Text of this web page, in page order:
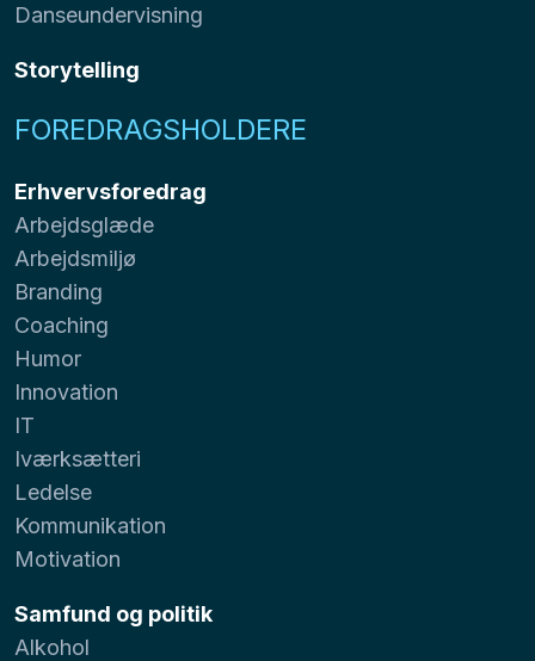
Danseundervisning
Storytelling
FOREDRAGSHOLDERE
Erhvervsforedrag
Arbejdsglæde
Arbejdsmiljø
Branding
Coaching
Humor
Innovation
IT
Iværksætteri
Ledelse
Kommunikation
Motivation
Samfund og politik
Alkohol